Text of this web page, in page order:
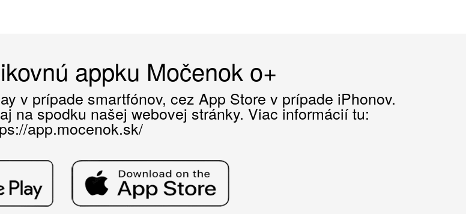
appku Močenok o+
v prípade smartfónov, cez App Store v prípade iPhonov.
na spodku našej webovej stránky. Viac informácií tu:
app.mocenok.sk/